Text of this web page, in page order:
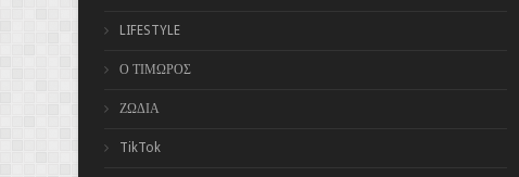
LIFESTYLE
Ο ΤΙΜΩΡΟΣ
ΖΩΔΙΑ
TikTok